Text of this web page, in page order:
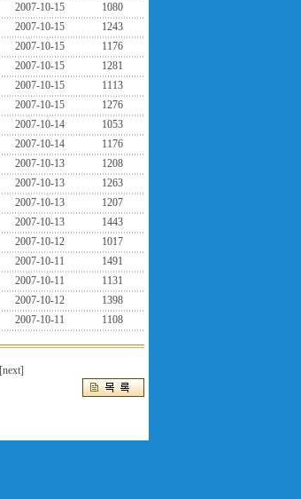
2007-10-15
1080
2007-10-15
1243
2007-10-15
1176
2007-10-15
1281
2007-10-15
1113
2007-10-15
1276
2007-10-14
1053
2007-10-14
1176
2007-10-13
1208
2007-10-13
1263
2007-10-13
1207
2007-10-13
1443
2007-10-12
1017
2007-10-11
1491
2007-10-11
1131
2007-10-12
1398
2007-10-11 1108
[next]